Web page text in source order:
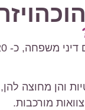
משפחה, כ- 20 שנים.
והן מחוצה
מורכבות.